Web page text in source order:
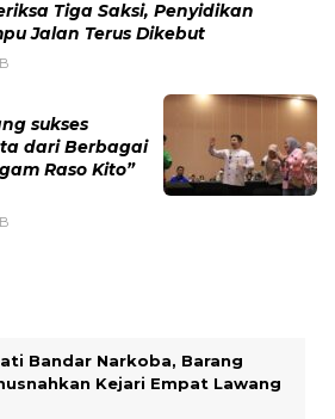
Tiga Saksi, Penyidikan
Jalan Terus Dikebut
sukses
dari Berbagai
Raso Kito”
Bandar Narkoba, Barang
Kejari Empat Lawang